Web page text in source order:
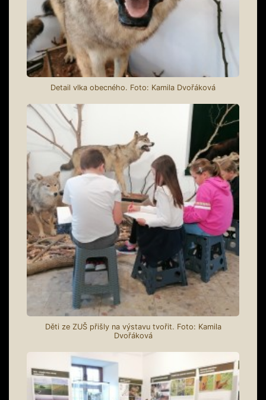
Detail vlka obecného. Foto: Kamila Dvořáková
Děti ze ZUŠ přišly na výstavu tvořit. Foto: Kamila
Dvořáková